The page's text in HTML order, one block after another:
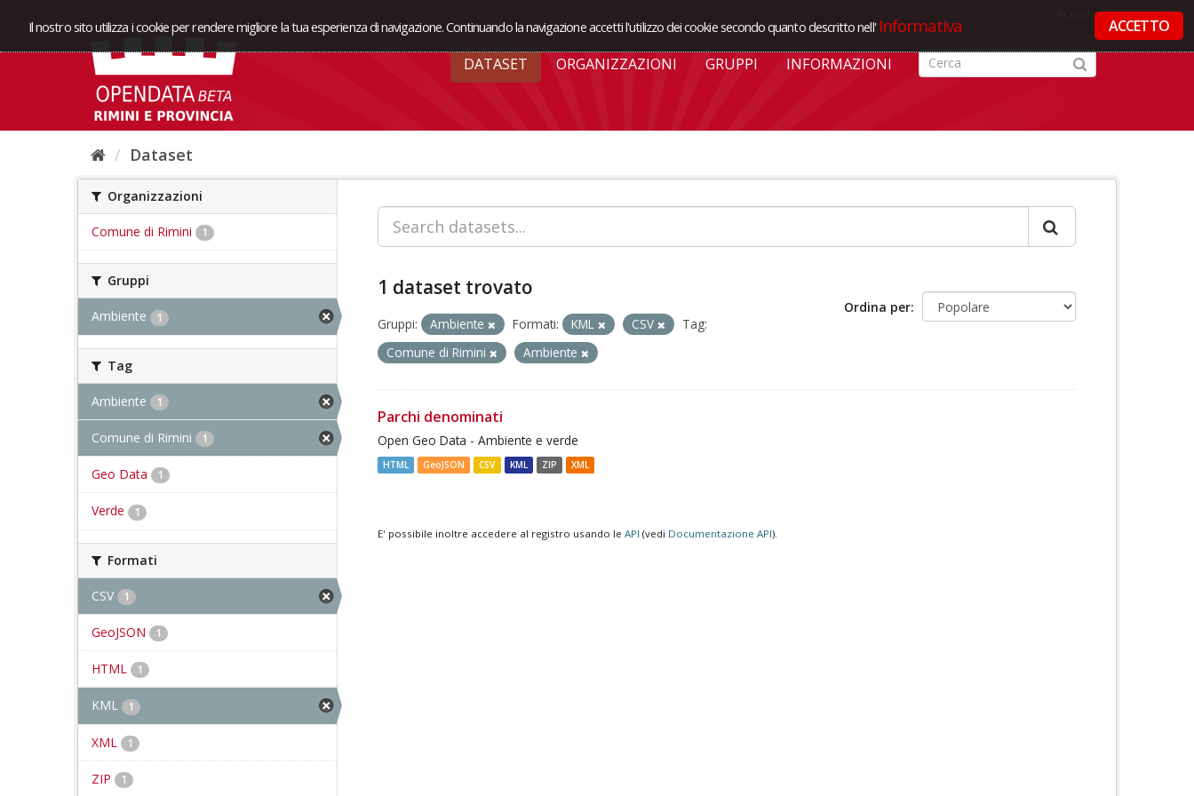
Il nostro sito utilizza i cookie per rendere migliore la tua esperienza di navigazione. Continuando la navigazione accetti l'utilizzo dei cookie secondo quanto descritto nell' Informativa ACCETTO
DATASET ORGANIZZAZIONI GRUPPI INFORMAZIONI
Dataset
Organizzazioni
Comune di Rimini 1
Gruppi
Ambiente 1
Tag
Ambiente 1
Comune di Rimini 1
Geo Data 1
Verde 1
Formati
CSV 1
GeoJSON 1
HTML 1
KML 1
XML 1
ZIP 1
Ordina per
1 dataset trovato
Gruppi: Ambiente Formati: KML CSV
Tag:
Comune di Rimini
Ambiente
Parchi denominati
Open Geo Data - Ambiente e verde
HTML GeoJSON CSV KML ZIP XML
E' possibile inoltre accedere al registro usando le API (vedi Documentazione API).